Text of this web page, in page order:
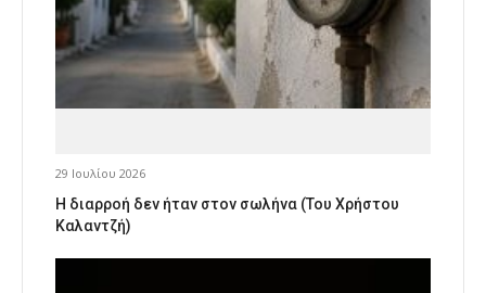
29 Ιουλίου 2026
Η διαρροή δεν ήταν στον σωλήνα (Του Χρήστου
Καλαντζή)